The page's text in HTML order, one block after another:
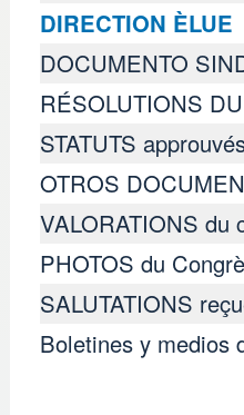
DIRECTION ÈLUE
DOCUMENTO
RÉSOLUTIONS
STATUTS
OTROS
VALORATIONS du
PHOTOS du
SALUTATIONS
Boletines y medios